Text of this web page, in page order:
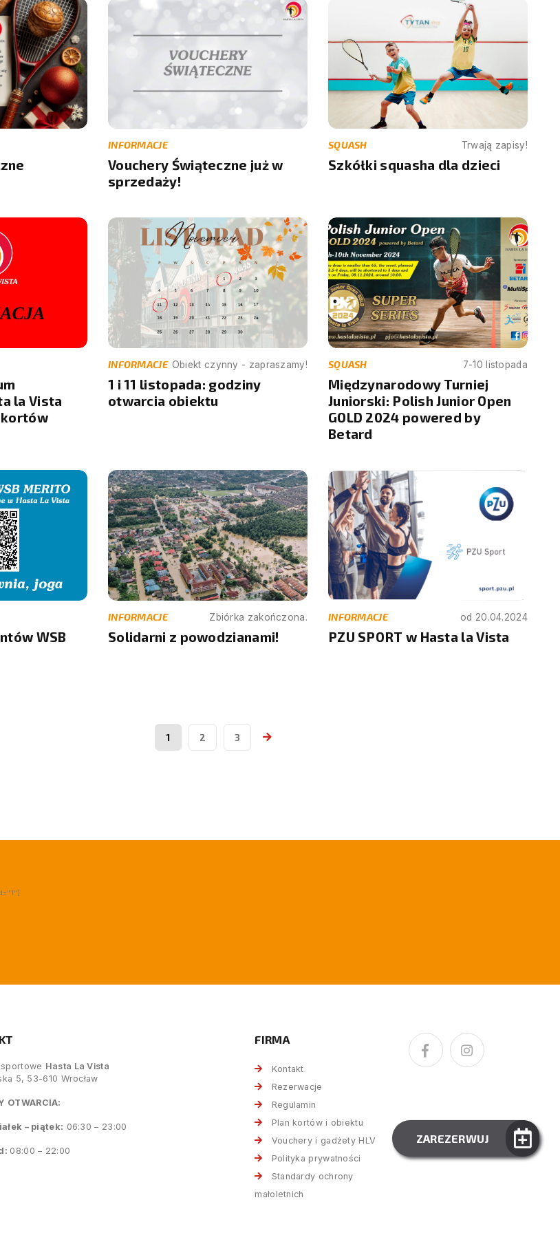
INFORMACJE
Vouchery Świąteczne już w
sprzedaży!
SQUASH Trwają zapisy!
Szkółki squasha dla dzieci
la Vista
INFORMACJE Obiekt czynny - zapraszamy!
1 i 11 listopada: godziny
otwarcia obiektu
SQUASH 7-10 listopada
Międzynarodowy Turniej
Juniorski: Polish Junior Open
GOLD 2024 powered by
Betard
WSB
INFORMACJE Zbiórka zakończona.
Solidarni z powodzianami!
INFORMACJE od 20.04.2024
PZU SPORT w Hasta la Vista
1 2 3
Hasta La Vista
5, 53-610 Wrocław
OTWARCIA:
– piątek: 06:30 – 23:00
08:00 – 22:00
FIRMA
Kontakt
Rezerwacje
Regulamin
Plan kortów i obiektu
Vouchery i gadżety HLV
Polityka prywatności
Standardy ochrony
małoletnich
ZAREZERWUJ